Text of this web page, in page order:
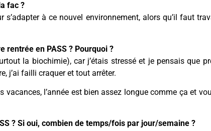
fac ?
à ce nouvel environnement, alors qu’il faut
rentrée en PASS ? Pourquoi ?
la biochimie), car j’étais stressé et je pensais que
j’ai failli craquer et tout arrêter.
l’année est bien assez longue comme ça et
? Si oui, combien de temps/fois par jour/semaine ?